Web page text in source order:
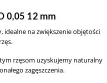
0,05 12 mm
idealne na zwiększenie objętości
rzęsom uzyskujemy naturalny
zagęszczenia.